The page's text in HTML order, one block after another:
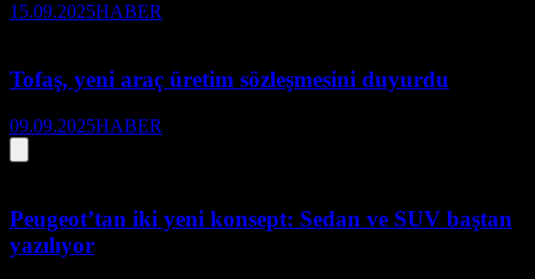
15.09.2025HABER
Tofaş, yeni araç üretim sözleşmesini duyurdu
09.09.2025HABER
Peugeot’tan iki yeni konsept: Sedan ve SUV baştan
yazılıyor